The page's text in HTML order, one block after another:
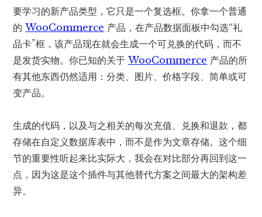
要学习的新产品类型，它只是一个复选框。你拿一个普通
的WooCommerce 产品，在产品数据面板中勾选“礼
品卡”框，该产品现在就会生成一个可兑换的代码，而不
是发货实物。你已知的关于WooCommerce 产品的所
有其他东西仍然适用：分类、图片、价格字段、简单或可
变产品。
生成的代码，以及与之相关的每次充值、兑换和退款，都
存储在自定义数据库表中，而不是作为文章存储。这个细
节的重要性听起来比实际大，我会在对比部分再回到这一
点，因为这是这个插件与其他替代方案之间最大的架构差
异。